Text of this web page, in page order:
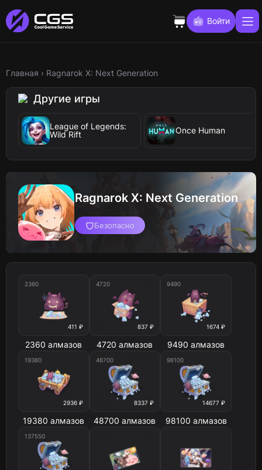
Войти
Главная › Ragnarok X: Next Generation
Другие игры
League of Legends:
Wild Rift
Once Human
Ragnarok X: Next Generation
Безопасно
411 ₽
2360
2360 алмазов
837 ₽
4720
4720 алмазов
1674 ₽
9490
9490 алмазов
2936 ₽
19380
19380 алмазов
8337 ₽
48700
48700 алмазов
14677 ₽
98100
98100 алмазов
137550